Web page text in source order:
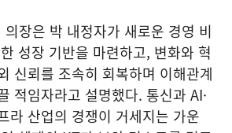
장은 박 내정자가 새로운 경영 비
성장 기반을 마련하고, 변화와 혁
신뢰를 조속히 회복하며 이해관계
적임자라고 설명했다. 통신과 AI·
라 산업의 경쟁이 거세지는 가운